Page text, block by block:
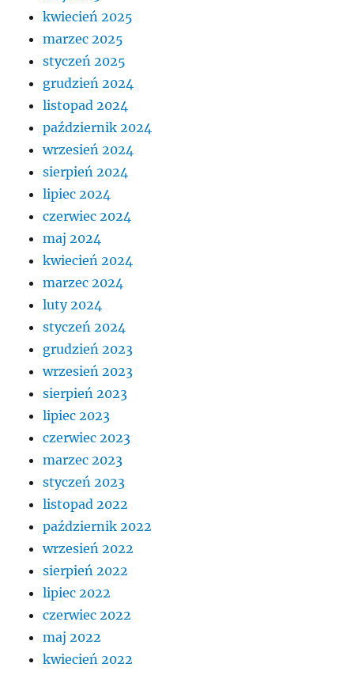
kwiecień 2025
marzec 2025
styczeń 2025
grudzień 2024
listopad 2024
październik 2024
wrzesień 2024
sierpień 2024
lipiec 2024
czerwiec 2024
maj 2024
kwiecień 2024
marzec 2024
luty 2024
styczeń 2024
grudzień 2023
wrzesień 2023
sierpień 2023
lipiec 2023
czerwiec 2023
marzec 2023
styczeń 2023
listopad 2022
październik 2022
wrzesień 2022
sierpień 2022
lipiec 2022
czerwiec 2022
maj 2022
kwiecień 2022